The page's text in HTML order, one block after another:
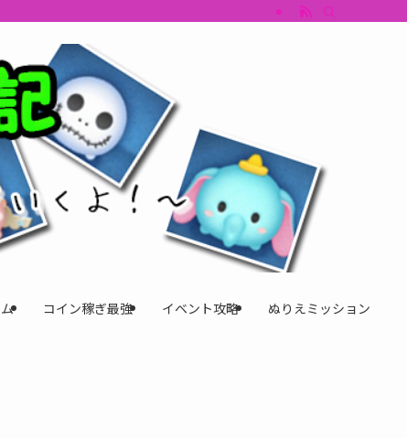
ム・キャラ評価も丁寧に解説。ツムツムイベント、ツムツム攻略、ツムツ
コイン稼ぎ最強 イベント攻略 ぬりえミッション